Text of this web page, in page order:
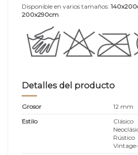
Disponible en varios tamaños:
200x290cm
Detalles del producto
Grosor
12 mm
Estilo
Clásico
Rústico